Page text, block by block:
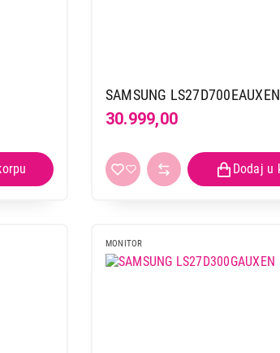
SAMSUNG LS27D700EAUXEN
30.999,00
MONITOR